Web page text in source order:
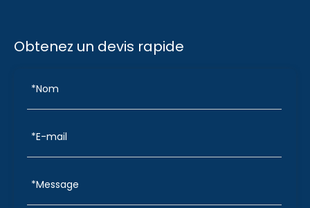
Obtenez un devis rapide